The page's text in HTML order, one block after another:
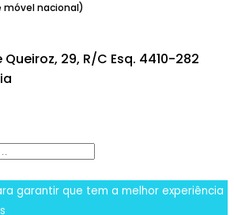
móvel nacional)
29, R/C Esq. 4410-282
garantir que tem a melhor experiência